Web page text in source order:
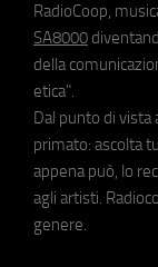
RadioCoop,
SA8000
della
etica".
Dal punto di vista
primato: ascolta
appena può, lo
agli artisti.
genere.